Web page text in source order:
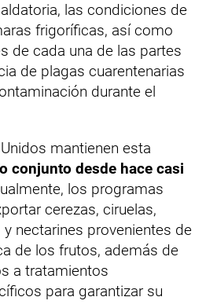
las condiciones de
frigoríficas, así como
de cada una de las partes
de plagas cuarentenarias
durante el
mantienen esta
conjunto desde hace casi
los programas
cerezas, ciruelas,
nectarines provenientes de
de los frutos, además de
a tratamientos
para garantizar su